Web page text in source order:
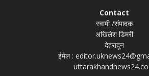
Contact
स्वामी /संपादक
अखिलेश डिमरी
देहरादून
ईमेल :